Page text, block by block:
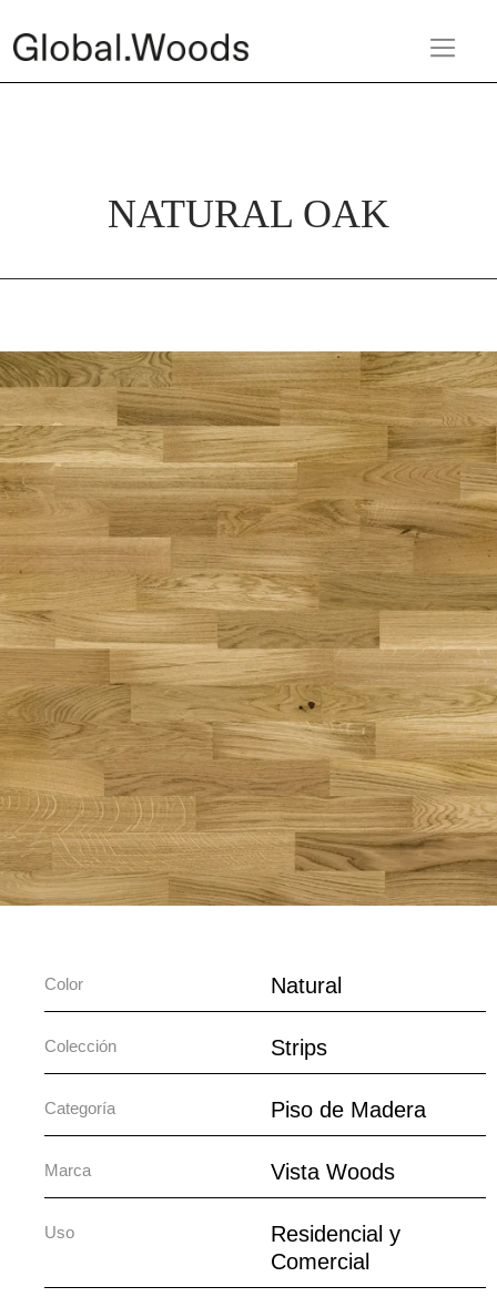
NATURAL OAK
Color Natural
Colección Strips
Categoría Piso de Madera
Marca Vista Woods
Uso
Residencial y
Comercial